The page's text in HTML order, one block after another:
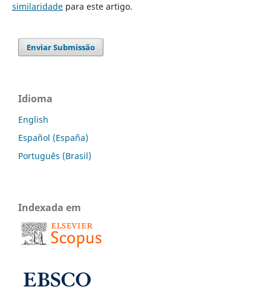
similaridadepara este artigo.
Enviar Submissão
Idioma
English
Español (España)
Português (Brasil)
Indexada em